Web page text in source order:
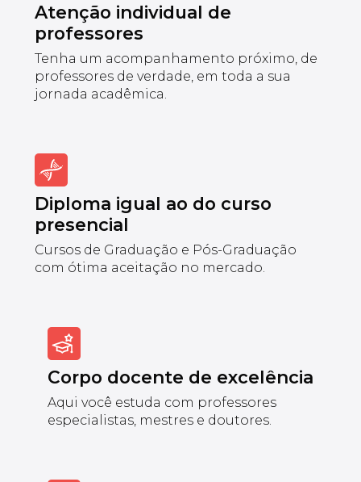
Atenção individual de
professores
Tenha um acompanhamento próximo, de
professores de verdade, em toda a sua
jornada acadêmica.
Diploma igual ao do curso
presencial
Cursos de Graduação e Pós-Graduação
com ótima aceitação no mercado.
Corpo docente de excelência
Aqui você estuda com professores
especialistas, mestres e doutores.